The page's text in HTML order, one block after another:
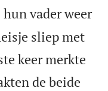
vader weer
sliep met
keer merkte
de beide